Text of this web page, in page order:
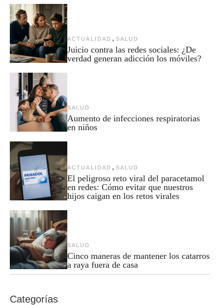
ACTUALIDAD , SALUD
Juicio contra las redes sociales: ¿De
verdad generan adicción los móviles?
SALUD
Aumento de infecciones respiratorias
en niños
ACTUALIDAD , SALUD
El peligroso reto viral del paracetamol
en redes: Cómo evitar que nuestros
hijos caigan en los retos virales
SALUD
Cinco maneras de mantener los catarros
a raya fuera de casa
Categorías